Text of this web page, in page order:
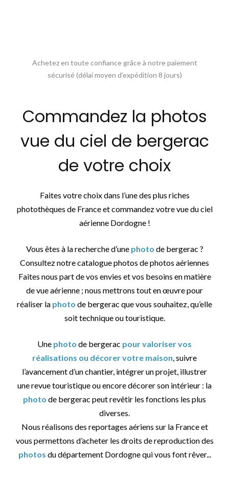
Achetez en toute confiance grâce à notre paiement
sécurisé (délai moyen d’expédition 8 jours)
Commandez la photos
vue du ciel de bergerac
de votre choix
Faites votre choix dans l’une des plus riches
photothèques de France et commandez votre vue du ciel
aérienne Dordogne !
Vous êtes à la recherche d’une photo de bergerac ?
Consultez notre catalogue photos de photos aériennes
Faites nous part de vos envies et vos besoins en matière
de vue aérienne ; nous mettrons tout en œuvre pour
réaliser la photo de bergerac que vous souhaitez, qu’elle
soit technique ou touristique.
Une photo de bergerac pour valoriser vos
réalisations ou décorer votre maison, suivre
l’avancement d’un chantier, intégrer un projet, illustrer
une revue touristique ou encore décorer son intérieur : la
photo de bergerac peut revêtir les fonctions les plus
diverses.
Nous réalisons des reportages aériens sur la France et
vous permettons d’acheter les droits de reproduction des
photos du département Dordogne qui vous font rêver...